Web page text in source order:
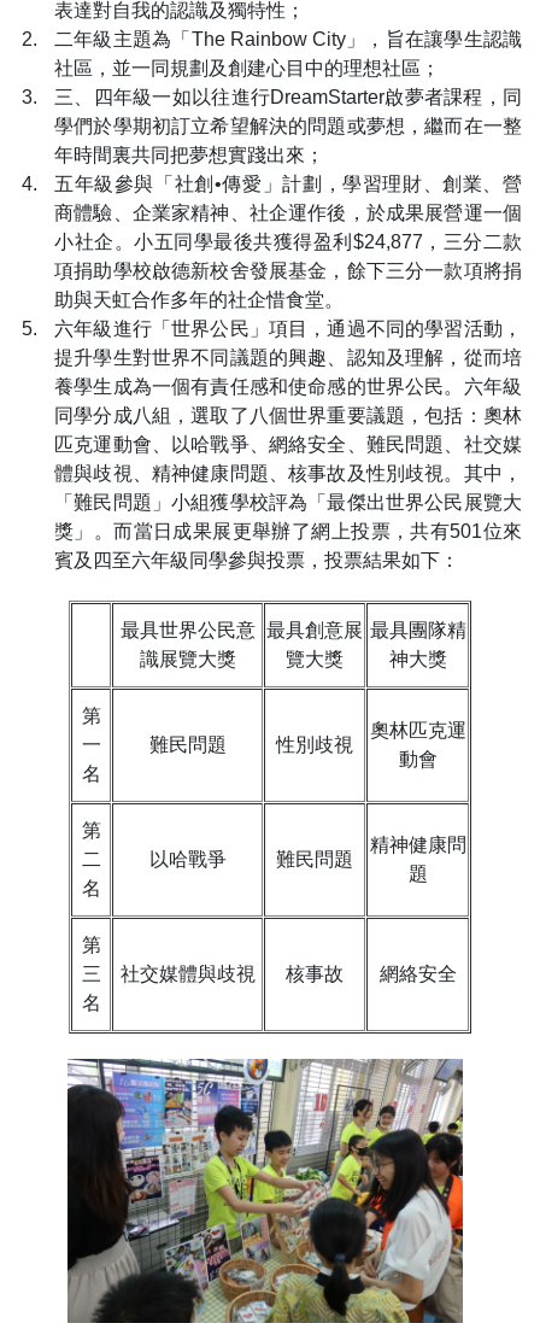
表達對自我的認識及獨特性；
二年級主題為「The Rainbow City」，旨在讓學生認識
社區，並一同規劃及創建心目中的理想社區；
三、四年級一如以往進行DreamStarter啟夢者課程，同
學們於學期初訂立希望解決的問題或夢想，繼而在一整
年時間裏共同把夢想實踐出來；
五年級參與「社創•傳愛」計劃，學習理財、創業、營
商體驗、企業家精神、社企運作後，於成果展營運一個
小社企。小五同學最後共獲得盈利$24,877，三分二款
項捐助學校啟德新校舍發展基金，餘下三分一款項將捐
助與天虹合作多年的社企惜食堂。
六年級進行「世界公民」項目，通過不同的學習活動，
提升學生對世界不同議題的興趣、認知及理解，從而培
養學生成為一個有責任感和使命感的世界公民。六年級
同學分成八組，選取了八個世界重要議題，包括：奧林
匹克運動會、以哈戰爭、網絡安全、難民問題、社交媒
體與歧視、精神健康問題、核事故及性別歧視。其中，
「難民問題」小組獲學校評為「最傑出世界公民展覽大
獎」。而當日成果展更舉辦了網上投票，共有501位來
賓及四至六年級同學參與投票，投票結果如下：
最具世界公民意
識展覽大獎
最具創意展
覽大獎
最具團隊精
神大獎
第
一
名
難民問題 性別歧視
奧林匹克運
動會
第
二
名
以哈戰爭 難民問題
精神健康問
題
第
三
名
社交媒體與歧視 核事故 網絡安全